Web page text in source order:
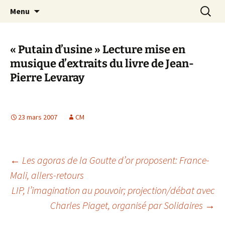
Canal Marches
Menu
« Putain d’usine » Lecture mise en
musique d’extraits du livre de Jean-
Pierre Levaray
23 mars 2007 CM
Navigation
des
← Les agoras de la Goutte d’or proposent: France-
Mali, allers-retours
LIP, l’imagination au pouvoir; projection/débat avec
Charles Piaget, organisé par Solidaires →